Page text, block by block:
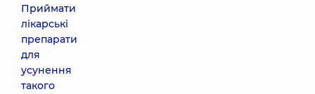
Приймати
лікарські
препарати
для
усунення
такого